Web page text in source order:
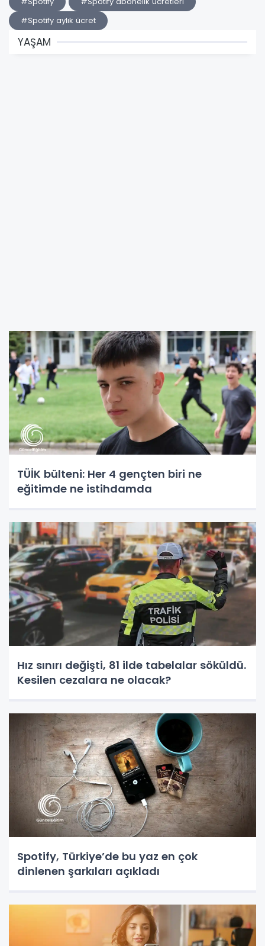
#Spotify aylık ücret
YAŞAM
TÜİK bülteni: Her 4 gençten biri ne
eğitimde ne istihdamda
Hız sınırı değişti, 81 ilde tabelalar söküldü.
Kesilen cezalara ne olacak?
Spotify, Türkiye’de bu yaz en çok
dinlenen şarkıları açıkladı